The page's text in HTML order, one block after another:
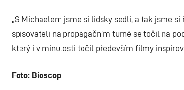
„S Michaelem jsme si lidsky sedli, a tak jsme
spisovateli na propagačním turné se točil na
který i v minulosti točil především filmy
Foto: Bioscop